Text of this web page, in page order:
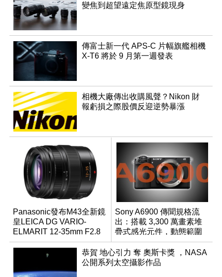
變焦到超望遠定焦原型鏡現身
傳富士新一代 APS-C 片幅旗艦相機
X-T6 將於 9 月第一週發表
相機大廠傳出收購風聲？Nikon 財
報虧損之際股價反迎逆勢暴漲
Panasonic發布M43全新鏡
皇LEICA DG VARIO-
ELMARIT 12-35mm F2.8
ASPH. POWER OIS
Sony A6900 傳聞規格流
出：搭載 3,300 萬畫素堆
疊式感光元件，動態範圍
超過 15 級
恭賀 地心引力 奪 奧斯卡獎 ，NASA
公開系列太空攝影作品